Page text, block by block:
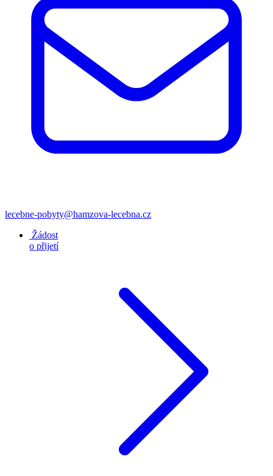
lecebne-pobyty@hamzova-lecebna.cz
Žádost
o přijetí